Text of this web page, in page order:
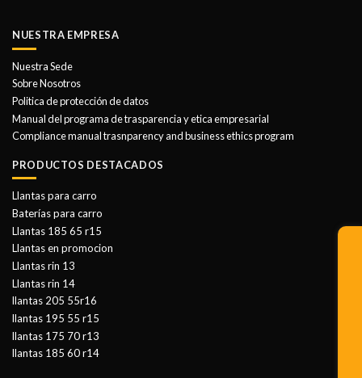
NUESTRA EMPRESA
Nuestra Sede
Sobre Nosotros
Politica de protección de datos
Manual del programa de trasparencia y etica empresarial
Compliance manual trasnparency and business ethics program
PRODUCTOS DESTACADOS
Llantas para carro
Baterías para carro
Llantas 185 65 r15
Llantas en promocion
Llantas rin 13
Llantas rin 14
llantas 205 55r16
llantas 195 55 r15
llantas 175 70 r13
llantas 185 60 r14